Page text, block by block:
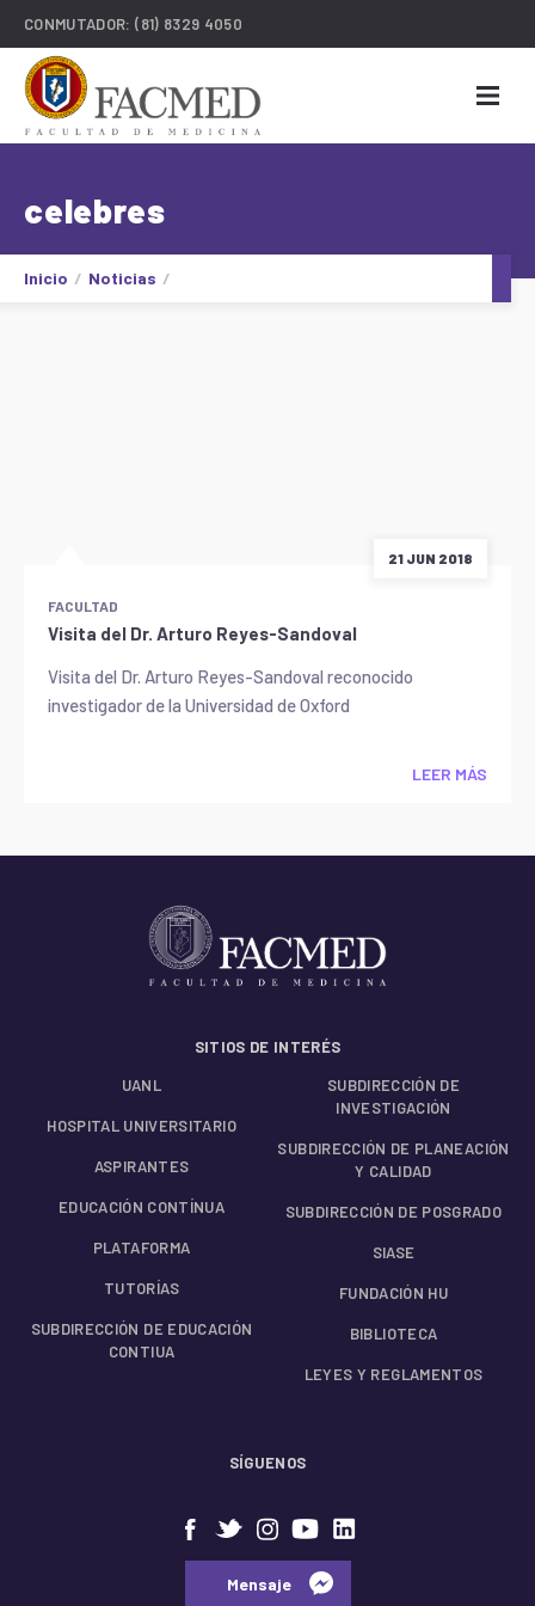
CONMUTADOR:(81) 8329 4050
celebres
Inicio Noticias
21 JUN 2018
FACULTAD
Visita del Dr. Arturo Reyes-Sandoval
Visita del Dr. Arturo Reyes-Sandoval reconocido
investigador de la Universidad de Oxford
LEER MÁS
SITIOS DE INTERÉS
UANL
HOSPITAL UNIVERSITARIO
ASPIRANTES
EDUCACIÓN CONTÍNUA
PLATAFORMA
TUTORÍAS
SUBDIRECCIÓN DE EDUCACIÓN
CONTIUA
SUBDIRECCIÓN DE
INVESTIGACIÓN
SUBDIRECCIÓN DE PLANEACIÓN
Y CALIDAD
SUBDIRECCIÓN DE POSGRADO
SIASE
FUNDACIÓN HU
BIBLIOTECA
LEYES Y REGLAMENTOS
SÍGUENOS
⠀⠀Mensaje⠀